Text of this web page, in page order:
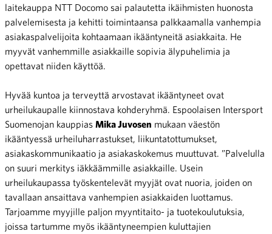
laitekauppa NTT Docomo sai palautetta ikäihmisten huonosta
palvelemisesta ja kehitti toimintaansa palkkaamalla vanhempia
asiakaspalvelijoita kohtaamaan ikääntyneitä asiakkaita. He
myyvät vanhemmille asiakkaille sopivia älypuhelimia ja
opettavat niiden käyttöä.
Hyvää kuntoa ja terveyttä arvostavat ikääntyneet ovat
urheilukaupalle kiinnostava kohderyhmä. Espoolaisen Intersport
Suomenojan kauppias Mika Juvosen mukaan väestön
ikääntyessä urheiluharrastukset, liikuntatottumukset,
asiakaskommunikaatio ja asiakaskokemus muuttuvat. ”Palvelulla
on suuri merkitys iäkkäämmille asiakkaille. Usein
urheilukaupassa työskentelevät myyjät ovat nuoria, joiden on
tavallaan ansaittava vanhempien asiakkaiden luottamus.
Tarjoamme myyjille paljon myyntitaito- ja tuotekoulutuksia,
joissa tartumme myös ikääntyneempien kuluttajien